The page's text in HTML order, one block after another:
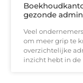
gezonde
Veel
om meer grip te
overzichtelijke
inzicht hebt in de